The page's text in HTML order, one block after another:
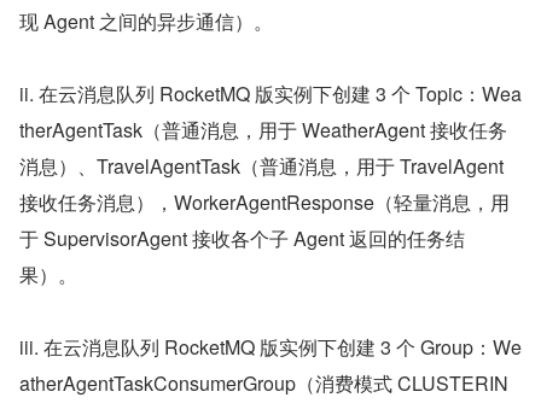
现 Agent 之间的异步通信）。
ii. 在云消息队列 RocketMQ 版实例下创建 3 个 Topic：Wea
therAgentTask（普通消息，用于 WeatherAgent 接收任务
消息）、TravelAgentTask（普通消息，用于 TravelAgent
接收任务消息），WorkerAgentResponse（轻量消息，用
于 SupervisorAgent 接收各个子 Agent 返回的任务结
果）。
iii. 在云消息队列 RocketMQ 版实例下创建 3 个 Group：We
atherAgentTaskConsumerGroup（消费模式 CLUSTERIN